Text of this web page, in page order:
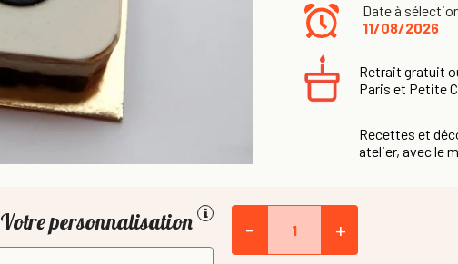
Date à
11/08/2026
Retrait gratuit
Paris et Petite
Recettes et
atelier, avec le
Votre personnalisation - +